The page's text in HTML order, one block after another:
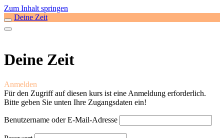
Zum Inhalt springen
Deine Zeit
Deine Zeit
Anmelden
Für den Zugriff auf diesen kurs ist eine Anmeldung erforderlich.
Bitte geben Sie unten Ihre Zugangsdaten ein!
Benutzername oder E-Mail-Adresse